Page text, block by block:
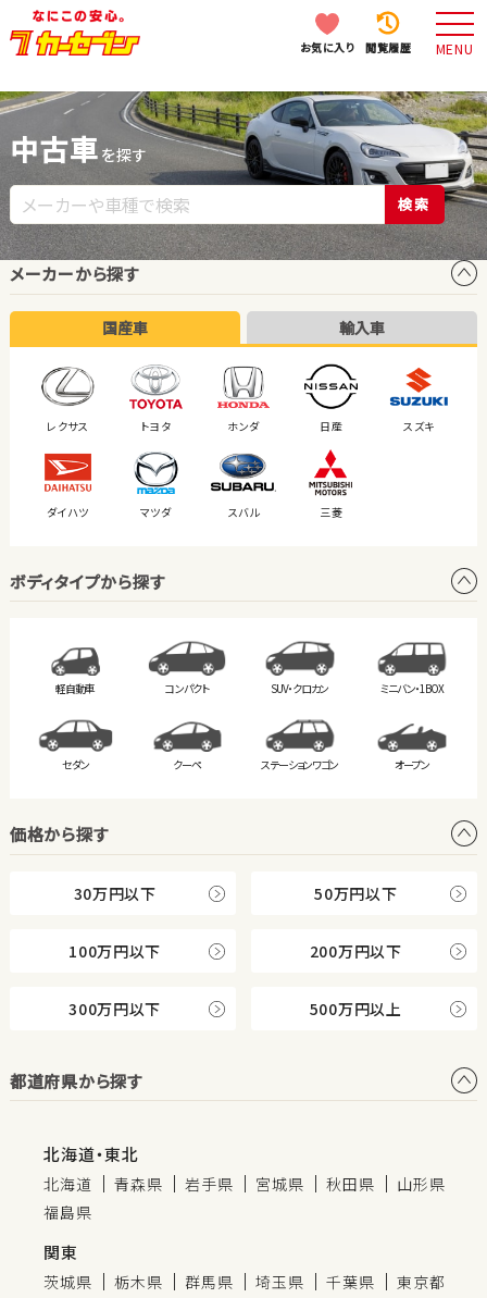
お気に入り 閲覧履歴 MENU
中古車 を探す
検索
メーカーから探す
国産車 輸入車
レクサス トヨタ ホンダ 日産 スズキ
ダイハツ マツダ スバル 三菱
ボディタイプから探す
軽自動車 コンパクト SUV・クロカン ミニバン・1BOX
セダン クーペ ステーションワゴン オープン
価格から探す
30万円以下 50万円以下
100万円以下 200万円以下
300万円以下 500万円以上
都道府県から探す
北海道・東北
北海道 青森県 岩手県 宮城県 秋田県
山形県
福島県
関東
茨城県 栃木県 群馬県 埼玉県 千葉県
東京都